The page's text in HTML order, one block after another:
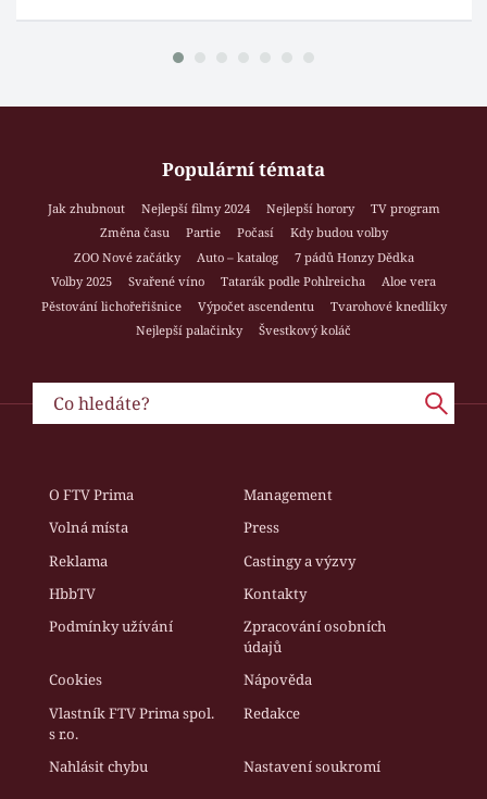
Populární témata
Jak zhubnout Nejlepší filmy 2024 Nejlepší horory
TV program
Změna času
Partie Počasí
Kdy budou volby
ZOO Nové začátky
Auto – katalog
7 pádů Honzy Dědka
Volby 2025
Svařené víno Tatarák podle Pohlreicha
Aloe vera
Pěstování lichořeřišnice
Výpočet ascendentu
Tvarohové knedlíky
Nejlepší palačinky
Švestkový koláč
O FTV Prima
Management
Volná místa
Press
Reklama
Castingy a výzvy
HbbTV
Kontakty
Podmínky užívání
Zpracování osobních
údajů
Cookies
Nápověda
Vlastník FTV Prima spol.
s r.o.
Redakce
Nahlásit chybu Nastavení soukromí